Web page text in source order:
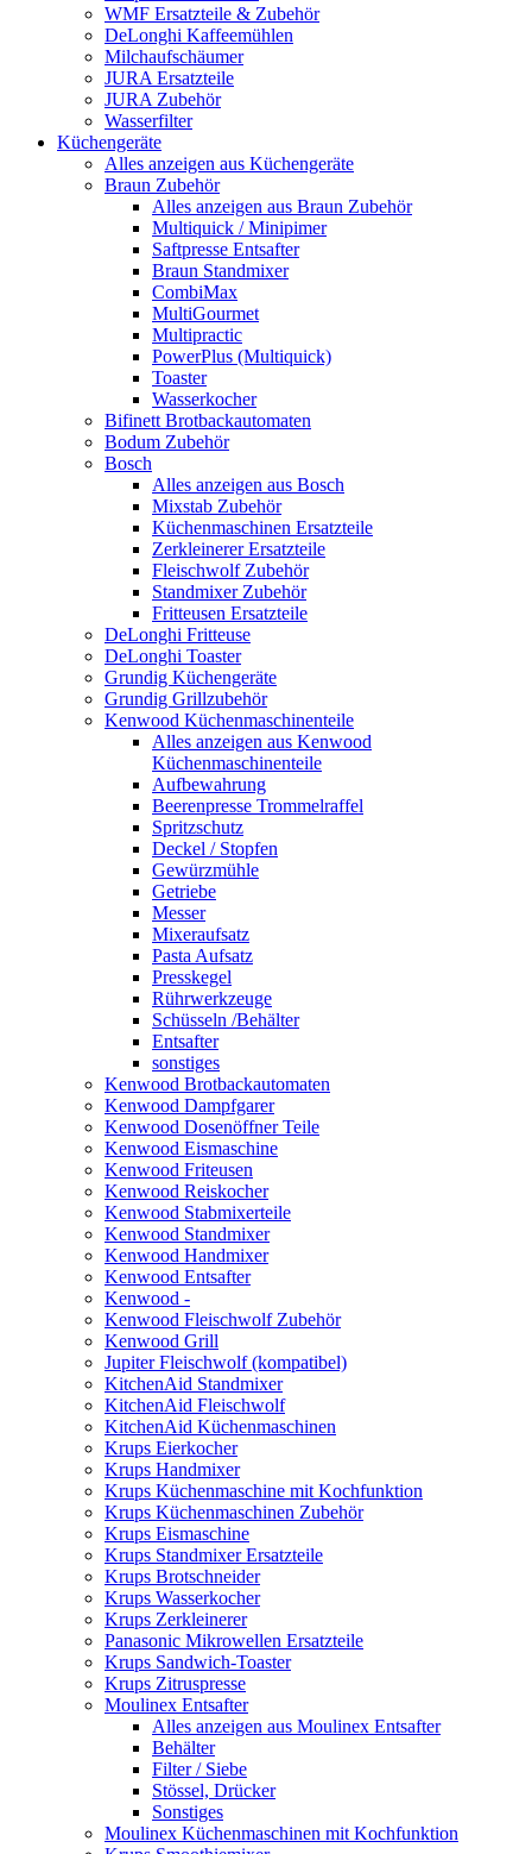
WMF Ersatzteile & Zubehör
DeLonghi Kaffeemühlen
Milchaufschäumer
JURA Ersatzteile
JURA Zubehör
Wasserfilter
Küchengeräte
Alles anzeigen aus Küchengeräte
Braun Zubehör
Alles anzeigen aus Braun Zubehör
Multiquick / Minipimer
Saftpresse Entsafter
Braun Standmixer
CombiMax
MultiGourmet
Multipractic
PowerPlus (Multiquick)
Toaster
Wasserkocher
Bifinett Brotbackautomaten
Bodum Zubehör
Bosch
Alles anzeigen aus Bosch
Mixstab Zubehör
Küchenmaschinen Ersatzteile
Zerkleinerer Ersatzteile
Fleischwolf Zubehör
Standmixer Zubehör
Fritteusen Ersatzteile
DeLonghi Fritteuse
DeLonghi Toaster
Grundig Küchengeräte
Grundig Grillzubehör
Kenwood Küchenmaschinenteile
Alles anzeigen aus Kenwood
Küchenmaschinenteile
Aufbewahrung
Beerenpresse Trommelraffel
Spritzschutz
Deckel / Stopfen
Gewürzmühle
Getriebe
Messer
Mixeraufsatz
Pasta Aufsatz
Presskegel
Rührwerkzeuge
Schüsseln /Behälter
Entsafter
sonstiges
Kenwood Brotbackautomaten
Kenwood Dampfgarer
Kenwood Dosenöffner Teile
Kenwood Eismaschine
Kenwood Friteusen
Kenwood Reiskocher
Kenwood Stabmixerteile
Kenwood Standmixer
Kenwood Handmixer
Kenwood Entsafter
Kenwood -
Kenwood Fleischwolf Zubehör
Kenwood Grill
Jupiter Fleischwolf (kompatibel)
KitchenAid Standmixer
KitchenAid Fleischwolf
KitchenAid Küchenmaschinen
Krups Eierkocher
Krups Handmixer
Krups Küchenmaschine mit Kochfunktion
Krups Küchenmaschinen Zubehör
Krups Eismaschine
Krups Standmixer Ersatzteile
Krups Brotschneider
Krups Wasserkocher
Krups Zerkleinerer
Panasonic Mikrowellen Ersatzteile
Krups Sandwich-Toaster
Krups Zitruspresse
Moulinex Entsafter
Alles anzeigen aus Moulinex Entsafter
Behälter
Filter / Siebe
Stössel, Drücker
Sonstiges
Moulinex Küchenmaschinen mit Kochfunktion